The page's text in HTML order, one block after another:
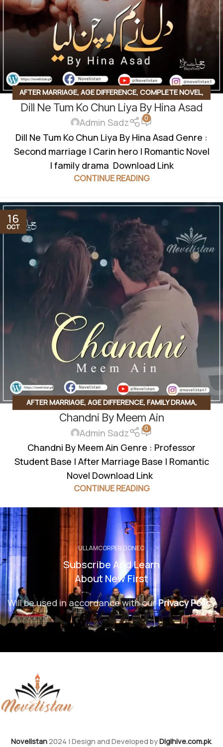
AFTER MARRIAGE, AGE DIFFERENCE, COMPLETE NOVEL,
COUSIN MARRIAGE BASED ,FAMILY DRAMA,FIRST SIGHT
FORCED MARRIAGE BASED,PROFESSOR STUDENT
BASE,ROMANTIC URDU NOVEL
Dill Ne Tum Ko Chun Liya By Hina Asad
Admin Sadz 0
Dill Ne Tum Ko Chun Liya By Hina Asad Genre :
Second marriage | Carin hero | Romantic Novel
| family drama Download Link
CONTINUE READING
16
OCT
AFTER MARRIAGE, AGE DIFFERENCE, FAMILY DRAMA,
FANTASY NOVELS,PROFESSOR STUDENT BASE
URDU NOVEL,RUDE HERO BASED
Chandni By Meem Ain
Admin Sadz 0
Chandni By Meem Ain Genre : Professor
Student Base | After Marriage Base | Romantic
Novel Download Link
CONTINUE READING
ULLAMCORPER DONEC
Subscribe And Learn
About New First
Will be used in accordance with ourPrivacy Policy
Novelistan2024 | Design and Developed byDigihive.com.pk.